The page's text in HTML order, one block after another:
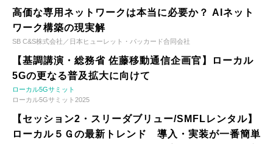
高価な専用ネットワークは本当に必要か？ AIネット
ワーク構築の現実解
SB C&S株式会社／日本ヒューレット・パッカード合同会社
【基調講演・総務省 佐藤移動通信企画官】ローカル
5Gの更なる普及拡大に向けて
ローカル5Gサミット
ローカル5Gサミット2025
【セッション2・スリーダブリュー/SMFLレンタル】
ローカル５Ｇの最新トレンド 導入・実装が一番簡単